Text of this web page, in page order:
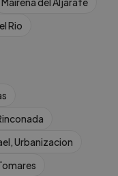
Rio
Urbanizacion